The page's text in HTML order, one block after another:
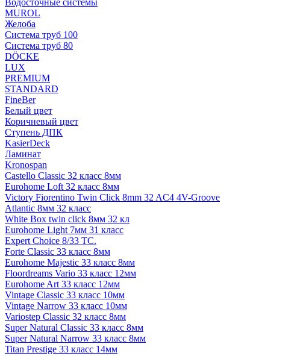
Водосточные системы
MUROL
Желоба
Система труб 100
Система труб 80
DÖCKE
LUX
PREMIUM
STANDARD
FineBer
Белый цвет
Коричневый цвет
Ступень ДПК
KasierDeck
Ламинат
Kronospan
Castello Classic 32 класс 8мм
Eurohome Loft 32 класс 8мм
Victory Fiorentino Twin Click 8mm 32 AC4 4V-Groove
Atlantic 8мм 32 класс
White Box twin click 8мм 32 кл
Eurohome Light 7мм 31 класс
Expert Choice 8/33 TC.
Forte Classic 33 класс 8мм
Eurohome Majestic 33 класс 8мм
Floordreams Vario 33 класс 12мм
Eurohome Art 33 класс 12мм
Vintage Classic 33 класс 10мм
Vintage Narrow 33 класс 10мм
Variostep Classic 32 класс 8мм
Super Natural Classic 33 класс 8мм
Super Natural Narrow 33 класс 8мм
Titan Prestige 33 класс 14мм